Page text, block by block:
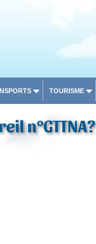
TOURISME
n°GTTNA?